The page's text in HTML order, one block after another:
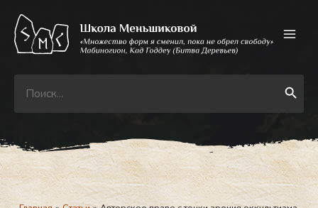
содержимому
Search
for:
Search Button